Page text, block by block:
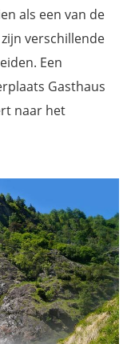
als een van de
verschillende
Een
Gasthaus
naar het